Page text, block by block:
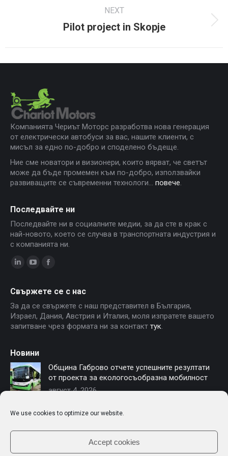
We use cookies to optimize our website.
Accept cookies
NEXT
Next
Pilot project in Skopje
Компанията Чериът Моторс разработва нова генерация
от електрически автобуси за вас, нашите клиенти, с
мисъл за едно по-добро и споделено бъдеще.
Ние сме новатори и визионери, които вярват, че светът
може да бъде промемен към по-добро, използвайки
развиващите се съвременни технологи... повече.
Последвайте ни
Последвайте ни в социалните медии, за да сте в крак с
най-новото, което се случва в транспортната индустрия и
с компанията ни.
opens
in
new
opens
in
new
opens
in
new
Свържете се с нас
За да се свържете с наш представител в България,
Израел, Дания, Австрия и Италия, моля изпратете вашето
запитване чрез формата ни за контакт тук.
Новини
Община Габрово отчете успешните резултати
от проекта за екологосъобразна мобилност
август 4, 2026
София осигурява финансиране за нови
електробуси – Чериът Моторс е част от
модернизацията на градския транспорт
юли 16, 2026